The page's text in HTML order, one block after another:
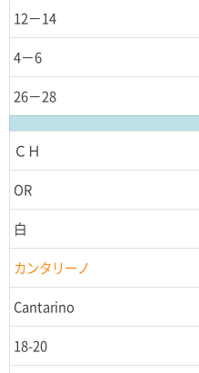
12－14
4－6
26－28
ＣＨ
OR
白
カンタリーノ
Cantarino
18-20